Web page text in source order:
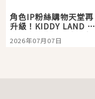
角色IP粉絲購物天堂再
升級！KIDDY LAND 原
宿店吉伊卡哇迎客，新
開幕 OMOKADO 店3分
2026年07月07日